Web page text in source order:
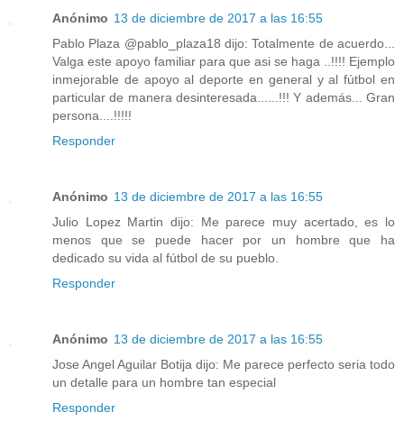
Anónimo 13 de diciembre de 2017 a las 16:55
Pablo Plaza‏ @pablo_plaza18 dijo: Totalmente de acuerdo...
Valga este apoyo familiar para que asi se haga ..!!!! Ejemplo
inmejorable de apoyo al deporte en general y al fútbol en
particular de manera desinteresada......!!! Y además... Gran
persona....!!!!!
Responder
Anónimo 13 de diciembre de 2017 a las 16:55
Julio Lopez Martin dijo: Me parece muy acertado, es lo
menos que se puede hacer por un hombre que ha
dedicado su vida al fútbol de su pueblo.
Responder
Anónimo 13 de diciembre de 2017 a las 16:55
Jose Angel Aguilar Botija dijo: Me parece perfecto seria todo
un detalle para un hombre tan especial
Responder